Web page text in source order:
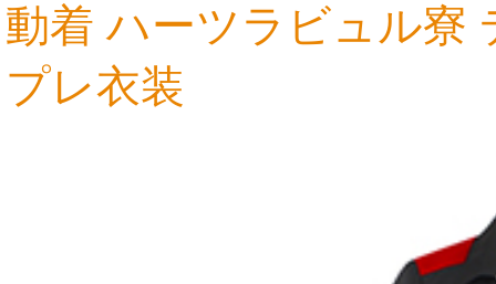
動着 ハーツラビュル
プレ衣装